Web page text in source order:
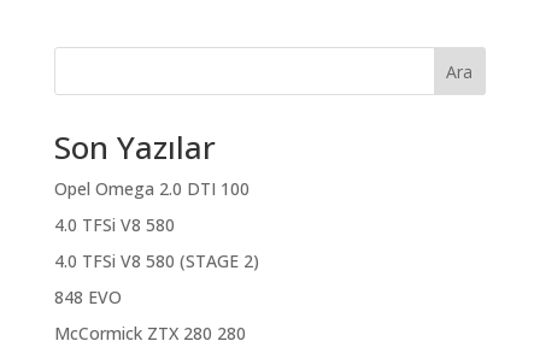
Ara
Son Yazılar
Opel Omega 2.0 DTI 100
4.0 TFSi V8 580
4.0 TFSi V8 580 (STAGE 2)
848 EVO
McCormick ZTX 280 280